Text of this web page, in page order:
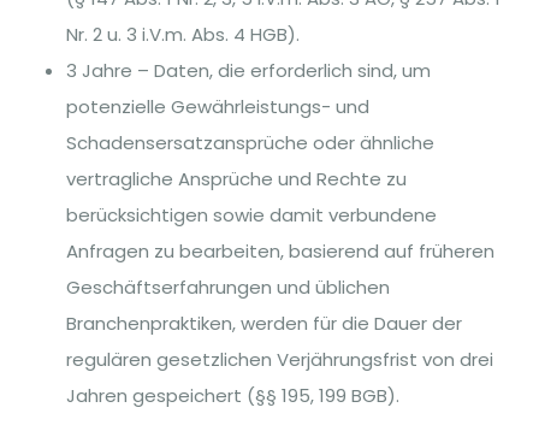
Nr. 2 u. 3 i.V.m. Abs. 4 HGB).
3 Jahre – Daten, die erforderlich sind, um
potenzielle Gewährleistungs- und
Schadensersatzansprüche oder ähnliche
vertragliche Ansprüche und Rechte zu
berücksichtigen sowie damit verbundene
Anfragen zu bearbeiten, basierend auf früheren
Geschäftserfahrungen und üblichen
Branchenpraktiken, werden für die Dauer der
regulären gesetzlichen Verjährungsfrist von drei
Jahren gespeichert (§§ 195, 199 BGB).